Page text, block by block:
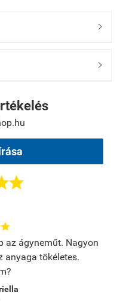




az ágyneműt. Nagyon
anyaga tökéletes.